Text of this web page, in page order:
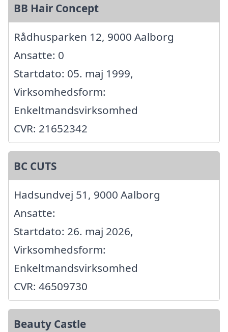
BB Hair Concept
Rådhusparken 12, 9000 Aalborg
Ansatte: 0
Startdato: 05. maj 1999,
Virksomhedsform:
Enkeltmandsvirksomhed
CVR: 21652342
BC CUTS
Hadsundvej 51, 9000 Aalborg
Ansatte:
Startdato: 26. maj 2026,
Virksomhedsform:
Enkeltmandsvirksomhed
CVR: 46509730
Beauty Castle